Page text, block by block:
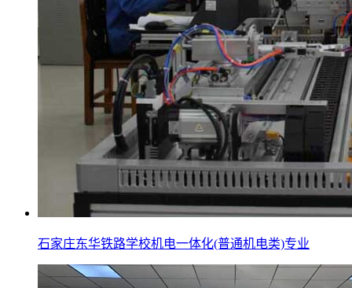
石家庄东华铁路学校机电一体化(普通机电类)专业